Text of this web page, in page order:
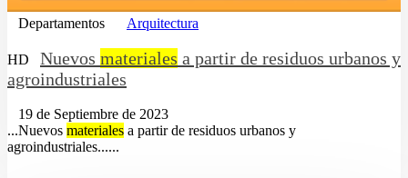
Departamentos Arquitectura
HD Nuevos materiales a partir de residuos urbanos y
agroindustriales
19 de Septiembre de 2023
...Nuevos materiales a partir de residuos urbanos y
agroindustriales......